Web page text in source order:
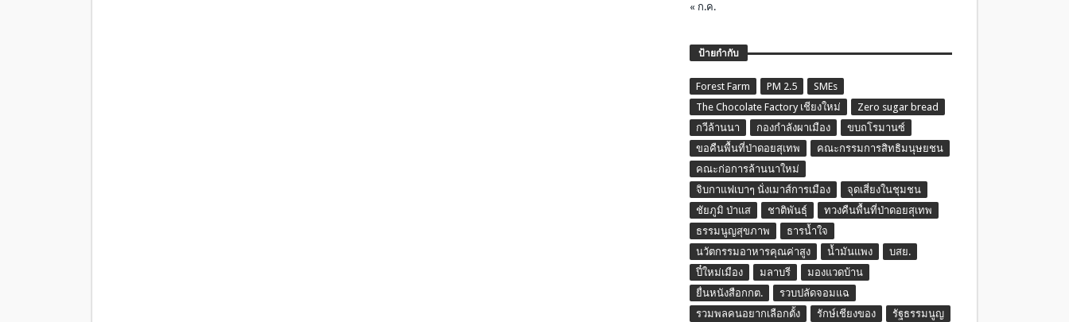
« ก.ค.
ป้ายกำกับ
Forest Farm PM 2.5
SMEs
The Chocolate Factory เชียงใหม่
Zero sugar bread
กวีล้านนา
กองกำลังผาเมือง
ขบถโรมานซ์
ขอคืนพื้นที่ป่าดอยสุเทพ
คณะกรรมการสิทธิมนุษยชน
คณะก่อการล้านนาใหม่
จิบกาแฟเบาๆ นั่งเมาส์การเมือง
จุดเสี่ยงในชุมชน
ชัยภูมิ ป่าแส
ชาติพันธุ์
ทวงคืนพื้นที่ป่าดอยสุเทพ
ธรรมนูญสุขภาพ
ธารน้ำใจ
นวัตกรรมอาหารคุณค่าสูง
น้ำมันแพง
บสย.
ปี๋ใหม่เมือง
มลาบรี
มองแวดบ้าน
ยื่นหนังสือกกต.
รวบปลัดจอมแฉ
รวมพลคนอยากเลือกตั้ง
รักษ์เชียงของ รัฐธรรมนูญ